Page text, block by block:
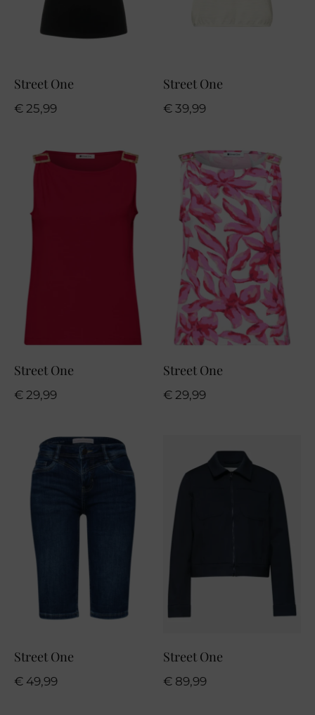
Street One
€ 25,99
Street One
€ 39,99
Street One
€ 29,99
Street One
€ 29,99
Street One
€ 49,99
Street One
€ 89,99